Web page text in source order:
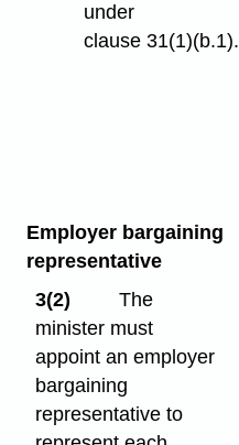
under
clause 31(1)⁠(b.1).
Employer bargaining
representative
3(2)
The
minister must
appoint an employer
bargaining
representative to